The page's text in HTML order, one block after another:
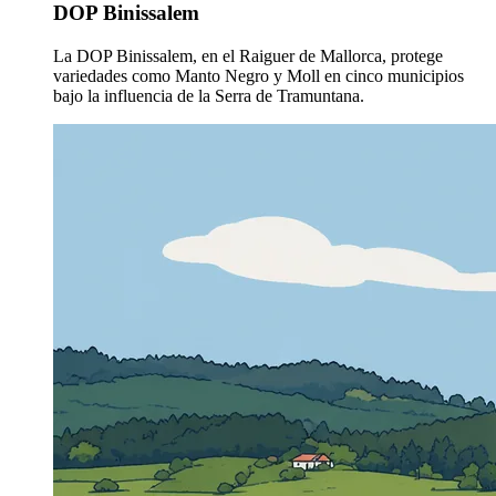
DOP Binissalem
La DOP Binissalem, en el Raiguer de Mallorca, protege
variedades como Manto Negro y Moll en cinco municipios
bajo la influencia de la Serra de Tramuntana.